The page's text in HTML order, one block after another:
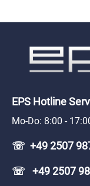
EPS Hotline
Mo-Do: 8:00 -
☏ +49 2507
☏ +49 2507